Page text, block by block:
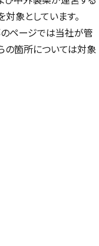
象としています。
ページでは当社が管
の箇所については対象